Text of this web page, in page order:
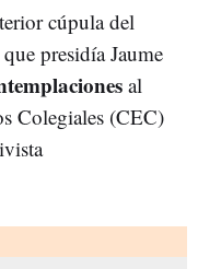
cúpula del
presidía Jaume
al
Colegiales (CEC)